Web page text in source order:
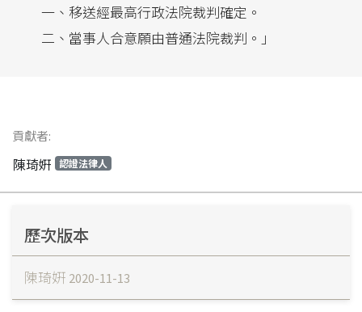
一、移送經最高行政法院裁判確定。
二、當事人合意願由普通法院裁判。」
貢獻者:
陳琦姸 認證法律人
歷次版本
陳琦姸 2020-11-13